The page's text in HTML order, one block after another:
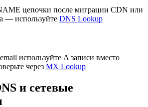
цепочки после миграции CDN или
— используйте DNS Lookup
используйте A записи вместо
через MX Lookup
и сетевые